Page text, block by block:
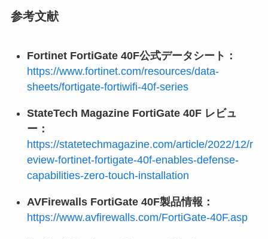
参考文献
Fortinet FortiGate 40F公式データシート：
https://www.fortinet.com/resources/data-
sheets/fortigate-fortiwifi-40f-series
StateTech Magazine FortiGate 40F レビュ
ー：
https://statetechmagazine.com/article/2022/12/r
eview-fortinet-fortigate-40f-enables-defense-
capabilities-zero-touch-installation
AVFirewalls FortiGate 40F製品情報：
https://www.avfirewalls.com/FortiGate-40F.asp